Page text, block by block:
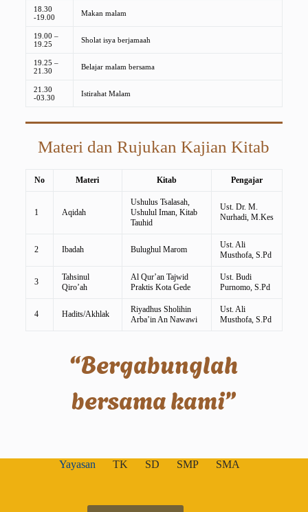
18.30
-19.00
Makan malam
19.00 –
19.25
Sholat isya berjamaah
19.25 –
21.30
Belajar malam bersama
21.30
-03.30
Istirahat Malam
Materi dan Rujukan Kajian Kitab
No Materi Kitab Pengajar
1 Aqidah
Ushulus Tsalasah,
Ushulul Iman, Kitab
Tauhid
Ust. Dr. M.
Nurhadi, M.Kes
2 Ibadah Bulughul Marom
Ust. Ali
Musthofa, S.Pd
3
Tahsinul
Qiro’ah
Al Qur’an Tajwid
Praktis Kota Gede
Ust. Budi
Purnomo, S.Pd
4 Hadits/Akhlak
Riyadhus Sholihin
Arba’in An Nawawi
Ust. Ali
Musthofa, S.Pd
“Bergabunglah
bersama kami”
Yayasan TK SD SMP SMA